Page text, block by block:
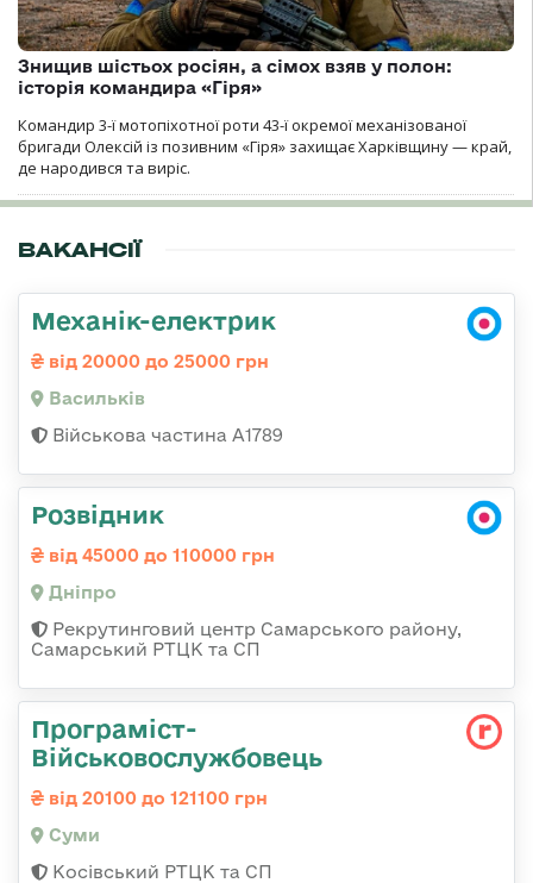
Знищив шістьох росіян, а сімох взяв у полон:
історія командира «Гіря»
Командир 3-ї мотопіхотної роти 43-ї окремої механізованої
бригади Олексій із позивним «Гіря» захищає Харківщину — край,
де народився та виріс.
ВАКАНСІЇ
Механік-електрик
від 20000 до 25000 грн
Васильків
Військова частина А1789
Розвідник
від 45000 до 110000 грн
Дніпро
Рекрутинговий центр Самарського району,
Самарський РТЦК та СП
Програміст-
Військовослужбовець
від 20100 до 121100 грн
Суми
Косівський РТЦК та СП